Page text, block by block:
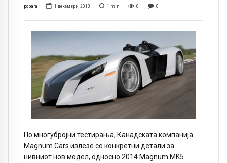
popara 1 декември, 2013 1 min 0 0
По многубројни тестирања, Канадската компанија
Magnum Cars излезе со конкретни детали за
нивниот нов модел, односно 2014 Magnum MK5